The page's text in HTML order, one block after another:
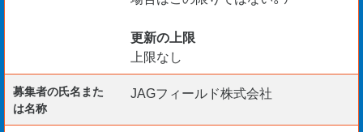
更新の上限
上限なし
募集者の氏名また
は名称
JAGフィールド株式会社